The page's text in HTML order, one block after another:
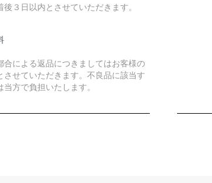
後３日以内とさせていただきます。
合による返品につきましてはお客様の
させていただきます。不良品に該当す
当方で負担いたします。